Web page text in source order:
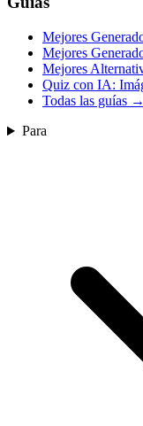
Mejores
Mejores
Mejores
Quiz con IA:
Todas las guías →
Para